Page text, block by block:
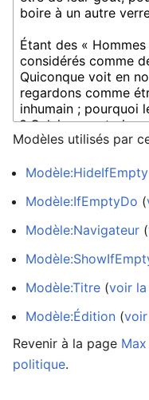
Modèles utilisés par
Modèle:HideIfEmpty
Modèle:IfEmptyDo (
Modèle:Navigateur (
Modèle:Titre (voir
Modèle:Édition (
Revenir à la page
politique.